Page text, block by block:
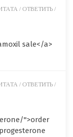
sale</a>
/ ОТВЕТИТЬ /
">order
/ ОТВЕТИТЬ /